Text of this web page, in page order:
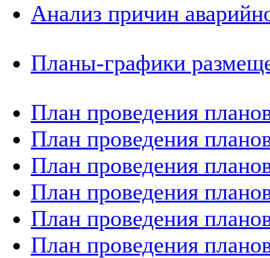
Анализ причин
Планы-графики
План проведения
План проведения
План проведения
План проведения
План проведения
План проведения